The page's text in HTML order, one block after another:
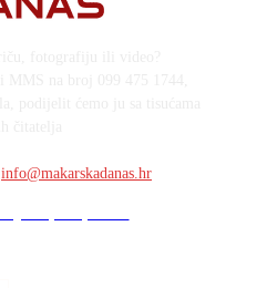
info@makarskadanas.hr